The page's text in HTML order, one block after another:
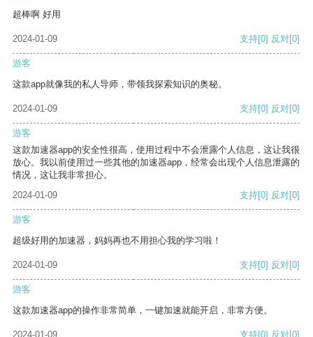
超棒啊 好用
2024-01-09 支持[0] 反对[0]
游客
这款app就像我的私人导师，带领我探索知识的奥秘。
2024-01-09 支持[0] 反对[0]
游客
这款加速器app的安全性很高，使用过程中不会泄露个人信息，这让我很
放心。我以前使用过一些其他的加速器app，经常会出现个人信息泄露的
情况，这让我非常担心。
2024-01-09
支持[0] 反对[0]
游客
超级好用的加速器，妈妈再也不用担心我的学习啦！
2024-01-09 支持[0] 反对[0]
游客
这款加速器app的操作非常简单，一键加速就能开启，非常方便。
2024-01-09 支持[0] 反对[0]